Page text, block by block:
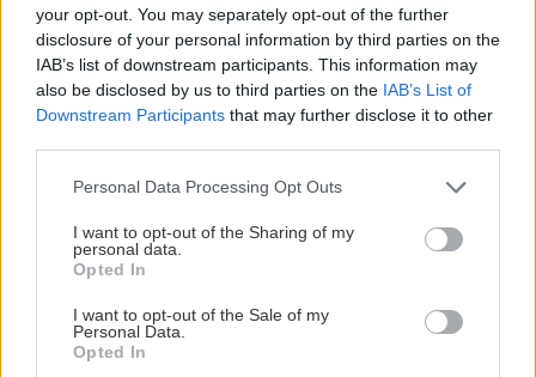
your opt-out. You may separately opt-out of the further
disclosure of your personal information by third parties on the
IAB’s list of downstream participants. This information may
also be disclosed by us to third parties on the IAB’s List of
Downstream Participants that may further disclose it to other
Personal Data Processing Opt Outs
I want to opt-out of the Sharing of my
personal data.
Opted In
I want to opt-out of the Sale of my
Personal Data.
Opted In
15:51
ΥΓΕΙΑ
Όταν οι εμβοές επιμένουν: Τι αποκαλύπτει η
δραστηριότητα του εγκεφάλου
15:42
ΥΓΕΙΑ
Καλοκαίρι - θερμοκρασίες: Τα οφέλη από τη
χρήση κλιματιστικού και ανεμιστήρα οροφής
15:33
ΠΟΛΙΤΙΚΗ
Τσουκαλάς: «Έκθεση-κόλαφος του ΟΟΣΑ
Όλες οι ειδήσεις
ΠΕΡΙΣΣΟΤΕΡΑ